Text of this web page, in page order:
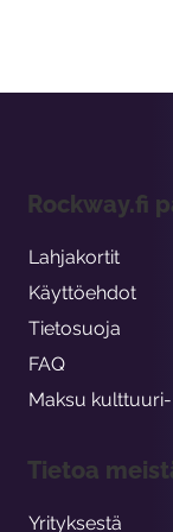
Rockway.fi
Lahjakortit
Käyttöehdot
Tietosuoja
FAQ
Maksu
Tietoa
Yrityksestä